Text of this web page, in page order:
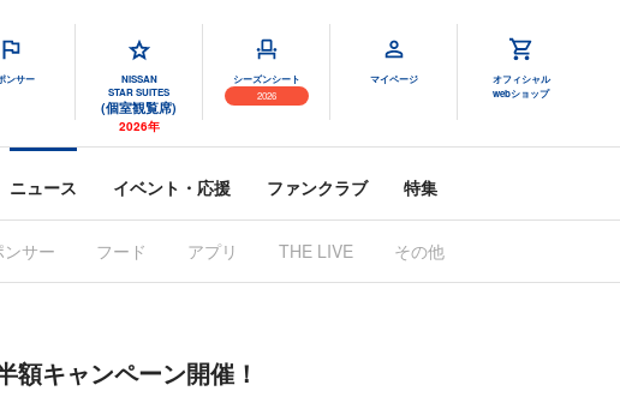
ンサー
NISSAN
STAR SUITES
(個室観覧席)
2026年
シーズンシート
2026
マイページ
オフィシャル
webショップ
ニュース イベント・応援 ファンクラブ 特集
ンサー フード アプリ THE LIVE その他
額キャンペーン開催！